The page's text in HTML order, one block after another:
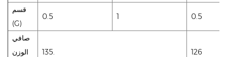
قسم
(G)
0.5 1 0.5
صافي
الوزن
135. 126